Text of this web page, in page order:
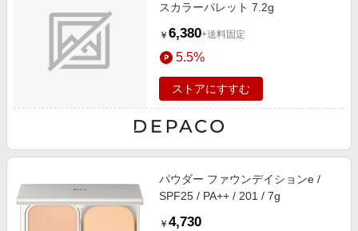
スカラーパレット 7.2g
￥ 6,380+送料固定
5.5%
ストアにすすむ
パウダー ファウンデイションe /
SPF25 / PA++ / 201 / 7g
￥ 4,730